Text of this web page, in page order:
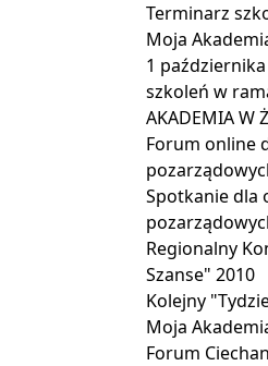
Terminarz
Moja
1
szkoleń w
AKADEMIA W
Forum online
Spotkanie dla
Regionalny
Szanse" 2010
Kolejny
Moja
Forum